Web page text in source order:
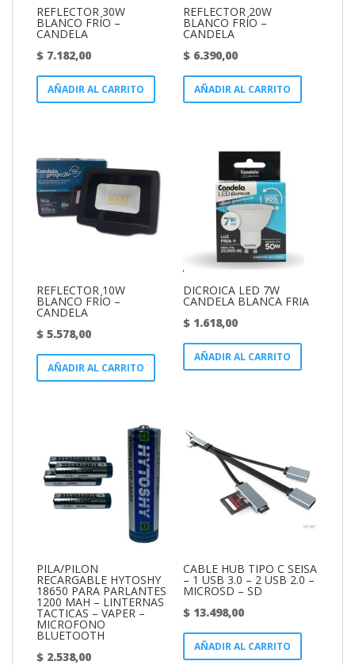
REFLECTOR 30W
BLANCO FRÍO –
CANDELA
$ 7.182,00
AÑADIR AL CARRITO
REFLECTOR 20W
BLANCO FRÍO –
CANDELA
$ 6.390,00
AÑADIR AL CARRITO
REFLECTOR 10W
BLANCO FRÍO –
CANDELA
$ 5.578,00
AÑADIR AL CARRITO
DICROICA LED 7W
CANDELA BLANCA FRIA
$ 1.618,00
AÑADIR AL CARRITO
PILA/PILON
RECARGABLE HYTOSHY
18650 PARA PARLANTES
1200 MAH – LINTERNAS
TACTICAS – VAPER –
MICROFONO
BLUETOOTH
$ 2.538,00
CABLE HUB TIPO C SEISA
– 1 USB 3.0 – 2 USB 2.0 –
MICROSD – SD
$ 13.498,00
AÑADIR AL CARRITO